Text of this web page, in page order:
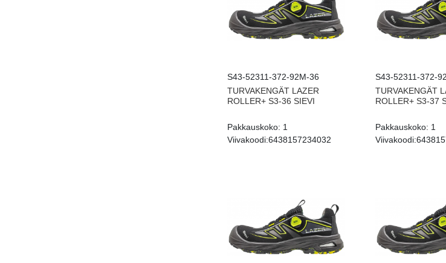
S43-52311-372-92M-36
TURVAKENGÄT LAZER
ROLLER+ S3-36 SIEVI
Pakkauskoko: 1
Viivakoodi:6438157234032
S43-52311-372-
TURVAKENGÄT
ROLLER+ S3-37
Pakkauskoko: 1
Viivakoodi: